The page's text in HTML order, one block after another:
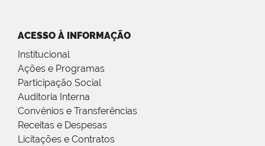
ACESSO À INFORMAÇÃO
Institucional
Ações e Programas
Participação Social
Auditoria Interna
Convênios e Transferências
Receitas e Despesas
Licitações e Contratos